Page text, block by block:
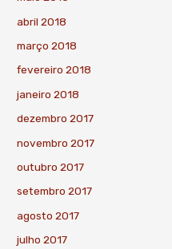
abril 2018
março 2018
fevereiro 2018
janeiro 2018
dezembro 2017
novembro 2017
outubro 2017
setembro 2017
agosto 2017
julho 2017